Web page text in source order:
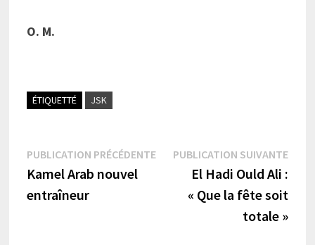
O. M.
ÉTIQUETTÉ JSK
Navigation
de
PUBLICATION PRÉCÉDENTEPublication
précédente :
Kamel Arab nouvel
entraîneur
PUBLICATION SUIVANTE
El Hadi Ould Ali :
« Que la fête soit
totale »